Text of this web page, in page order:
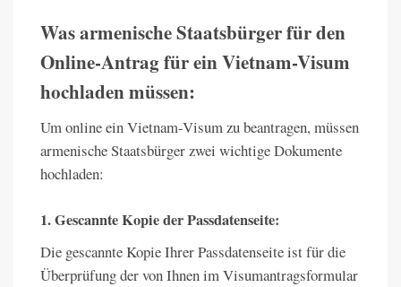
Was armenische Staatsbürger für den
Online-Antrag für ein Vietnam-Visum
hochladen müssen:
Um online ein Vietnam-Visum zu beantragen, müssen
armenische Staatsbürger zwei wichtige Dokumente
hochladen:
1. Gescannte Kopie der Passdatenseite:
Die gescannte Kopie Ihrer Passdatenseite ist für die
Überprüfung der von Ihnen im Visumantragsformular